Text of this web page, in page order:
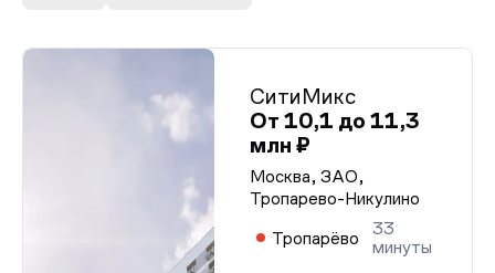
СитиМикс
От 10,1 до 11,3
млн ₽
Москва, ЗАО,
Тропарево-Никулино
Тропарёво
33
минуты